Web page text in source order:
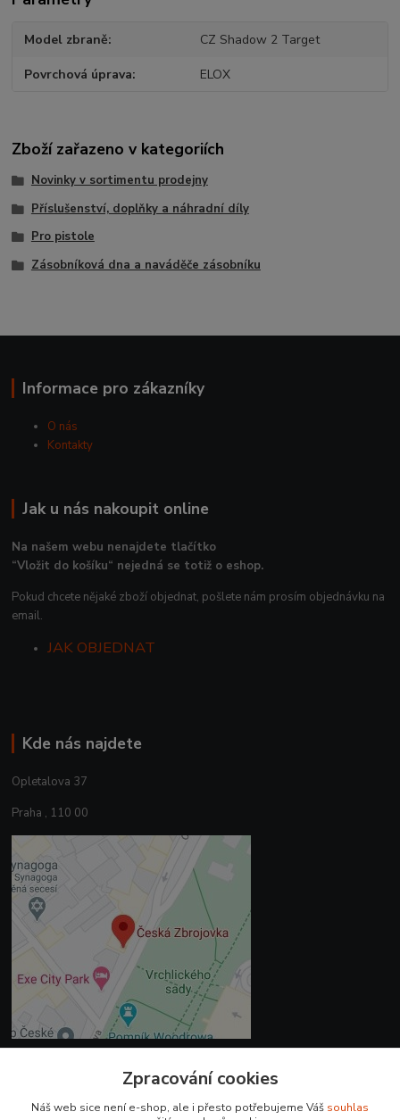
Model zbraně CZ Shadow 2 Target
Povrchová úprava ELOX
Zboží zařazeno v kategoriích
Novinky v sortimentu prodejny
Příslušenství, doplňky a náhradní díly
Pro pistole
Zásobníková dna a naváděče zásobníku
Informace pro zákazníky
O nás
Kontakty
Jak u nás nakoupit online
Na našem webu nenajdete tlačítko
“Vložit do košíku“ nejedná se totiž o eshop.
Pokud chcete nějaké zboží objednat, pošlete nám prosím objednávku na
email.
JAK OBJEDNAT
Kde nás najdete
Opletalova 37
Praha , 110 00
Zpracování cookies
Náš web sice není e-shop, ale i přesto potřebujeme Váš souhlas